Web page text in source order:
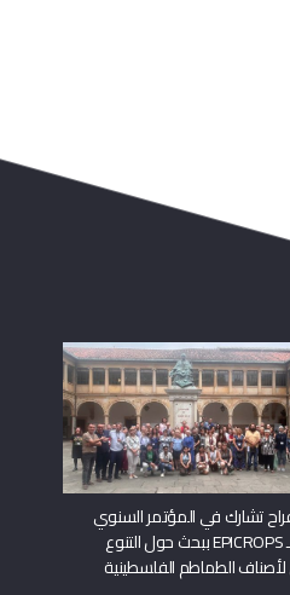
تشارك في المؤتمر السنوي
الأول لـ EPICROPS ببحث حول التنوع
لأصناف الطماطم الفلسطينية